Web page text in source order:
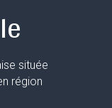
située
région